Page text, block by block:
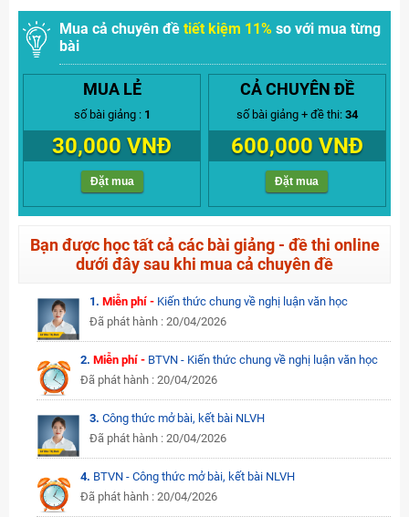
Mua cả chuyên đề tiết kiệm 11% so với mua từng
bài
MUA LẺ
số bài giảng : 1
30,000 VNĐ
Đặt mua
CẢ CHUYÊN ĐỀ
số bài giảng + đề thi: 34
600,000 VNĐ
Đặt mua
Bạn được học tất cả các bài giảng - đề thi online
dưới đây sau khi mua cả chuyên đề
1. Miễn phí - Kiến thức chung về nghị luận văn học
Đã phát hành : 20/04/2026
2.Miễn phí - BTVN - Kiến thức chung về nghị luận văn học
Đã phát hành : 20/04/2026
3. Công thức mở bài, kết bài NLVH
Đã phát hành : 20/04/2026
4. BTVN - Công thức mở bài, kết bài NLVH
Đã phát hành : 20/04/2026